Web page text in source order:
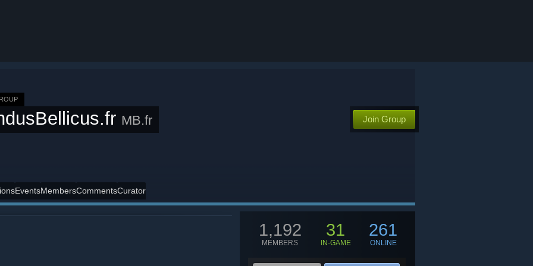
MB.fr Join Group
EventsMembersCommentsCurator
1,192
MEMBERS
31
IN-GAME
261
ONLINE